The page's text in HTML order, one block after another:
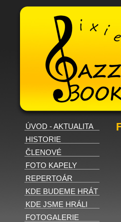
ÚVOD - AKTUALITA
HISTORIE
ČLENOVÉ
FOTO KAPELY
REPERTOÁR
KDE BUDEME HRÁT
KDE JSME HRÁLI
FOTOGALERIE